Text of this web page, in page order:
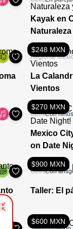
Kayak en
$248 MXN
Regional
La
Vientos
$270 MXN
OtrosCon niños
Mexico
on Date
$900 MXN
OtrosCon
Taller: El
$600 MXN